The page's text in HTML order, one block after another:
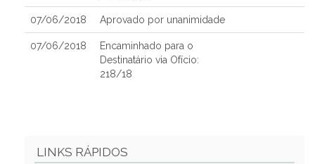
07/06/2018 Aprovado por unanimidade
07/06/2018
Encaminhado para o
Destinatário via Ofício:
218/18
LINKS RÁPIDOS